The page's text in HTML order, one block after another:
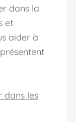
dans la
et
aider à
dans les